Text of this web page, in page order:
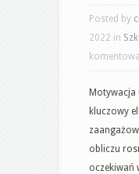
Posted by
2022 in
Motywacja
kluczowy
obliczu
oczekiwań